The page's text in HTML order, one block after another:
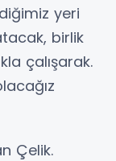
yeri
birlik
çalışarak.
Çelik.